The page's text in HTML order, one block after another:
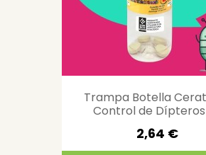
Trampa Botella
Control de
2,64 €